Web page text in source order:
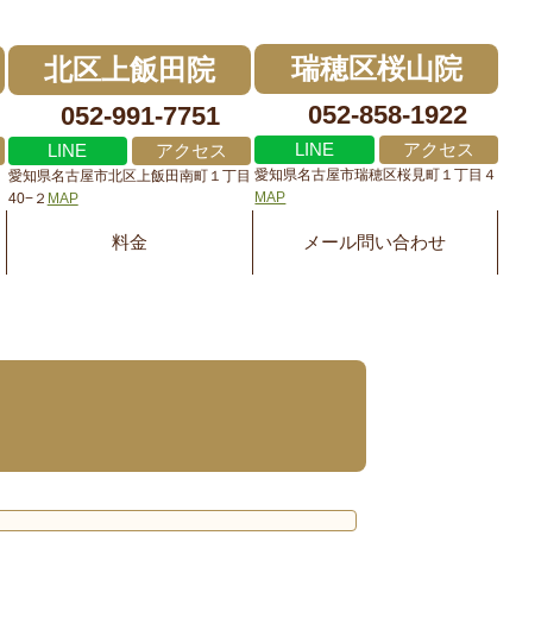
北区上飯田院
052-991-7751
LINE アクセス
愛知県名古屋市北区上飯田南町１丁目
40−２ MAP
瑞穂区桜山院
052-858-1922
LINE アクセス
愛知県名古屋市瑞穂区桜見町１丁目４
MAP
料金 メール問い合わせ